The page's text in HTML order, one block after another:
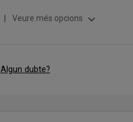
Veure més opcions expand_more
Algun dubte?